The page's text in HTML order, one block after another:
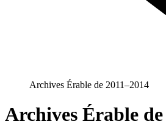
Archives Érable de 2011–2014
Archives Érable de